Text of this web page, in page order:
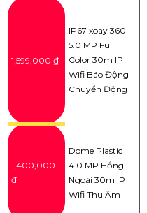
1,599,000 ₫
IP67 xoay 360
5.0 MP Full
Color 30m IP
Wifi Báo Động
Chuyển Động
1,400,000
₫
Dome Plastic
4.0 MP Hồng
Ngoại 30m IP
Wifi Thu Âm